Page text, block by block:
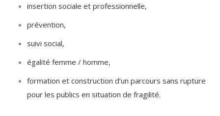
insertion sociale et professionnelle,
prévention,
suivi social,
égalité femme / homme,
formation et construction d’un parcours sans rupture
pour les publics en situation de fragilité.